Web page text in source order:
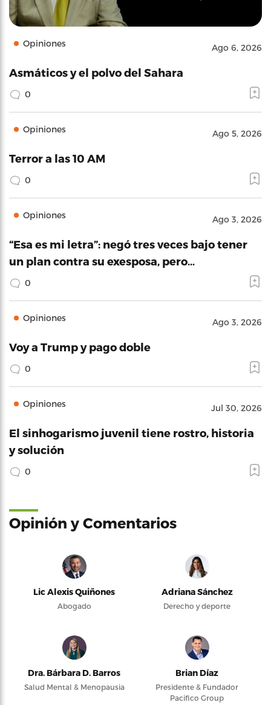
Opiniones Ago 6, 2026
Asmáticos y el polvo del Sahara
0
Opiniones Ago 5, 2026
Terror a las 10 AM
0
Opiniones Ago 3, 2026
“Esa es mi letra”: negó tres veces bajo tener
un plan contra su exesposa, pero…
0
Opiniones Ago 3, 2026
Voy a Trump y pago doble
0
Opiniones Jul 30, 2026
El sinhogarismo juvenil tiene rostro, historia
y solución
0
Opinión y Comentarios
Lic Alexis Quiñones
Abogado
Adriana Sánchez
Derecho y deporte
Dra. Bárbara D. Barros
Salud Mental & Menopausia
Brian Díaz
Presidente & Fundador
Pacifico Group